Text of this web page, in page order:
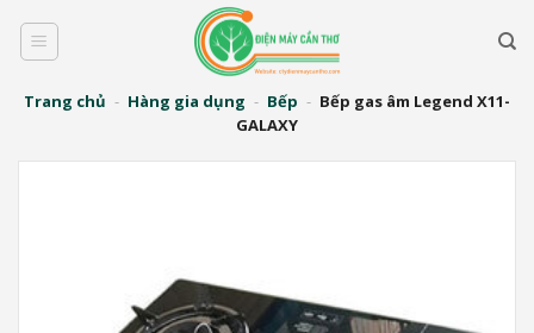
qua
dungTrang chủ - Hàng gia dụng - Bếp - Bếp gas âm Legend X11-
GALAXY